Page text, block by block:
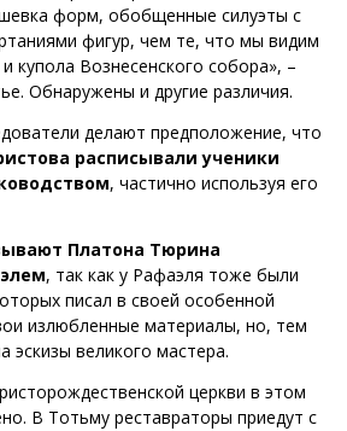
форм, обобщенные силуэты с
фигур, чем те, что мы видим
купола Вознесенского собора», –
Обнаружены и другие различия.
делают предположение, что
расписывали ученики
м, частично используя его
Платона Тюрина
, так как у Рафаэля тоже были
писал в своей особенной
излюбленные материалы, но, тем
эскизы великого мастера.
церкви в этом
В Тотьму реставраторы приедут с